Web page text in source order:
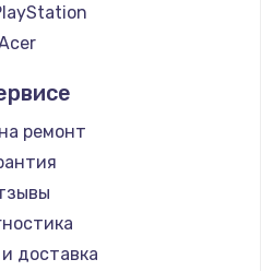
руб.
сенсора
руб.
режимов конфорки
руб.
ремонт
доставка